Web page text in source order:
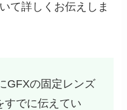
て詳しくお伝えしま
GFXの固定レンズ
すでに伝えてい